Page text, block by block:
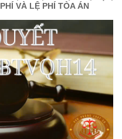
VÀ LỆ PHÍ TÒA ÁN